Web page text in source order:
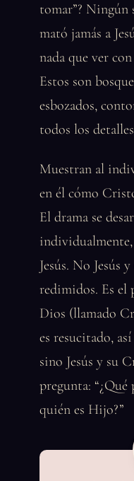
tomar”? Ningún
mató jamás a
nada que ver
Estos son
esbozados,
todos los
Muestran al
en él cómo
El drama se
Jesús. No Jesús
redimidos. Es el
Dios (llamado
es resucitado,
sino Jesús y su
pregunta:
quién es Hijo?”